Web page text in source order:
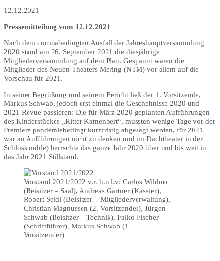
12.12.2021
Pressemitteilung vom 12.12.2021
Nach dem coronabedingten Ausfall der Jahreshauptversammlung
2020 stand am 26. September 2021 die diesjährige
Mitgliederversammlung auf dem Plan. Gespannt waren die
Mitglieder des Neuen Theaters Mering (NTM) vor allem auf die
Vorschau für 2021.
In seiner Begrüßung und seinem Bericht ließ der 1. Vorsitzende,
Markus Schwab, jedoch erst einmal die Geschehnisse 2020 und
2021 Revue passieren: Die für März 2020 geplanten Aufführungen
des Kinderstückes „Ritter Kamenbert“, mussten wenige Tage vor der
Premiere pandemiebedingt kurzfristig abgesagt werden, für 2021
war an Aufführungen nicht zu denken und im Dachtheater in der
Schlossmühle) herrschte das ganze Jahr 2020 über und bis weit in
das Jahr 2021 Stillstand.
Vorstand 2021/2022 v.r. h.n.l.v: Carlos Wildner
(Beisitzer – Saal), Andreas Gärtner (Kassier),
Robert Seidl (Beisitzer – Mitgliederverwaltung),
Christian Magnussen (2. Vorsitzender), Jürgen
Schwab (Beisitzer – Technik), Falko Fischer
(Schriftführer), Markus Schwab (1.
Vorsitzender)